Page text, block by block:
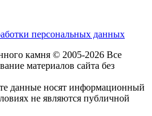
персональных данных
камня © 2005-2026 Все
материалов сайта без
данные носят информационный
не являются публичной